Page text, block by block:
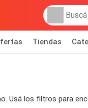
Tiendas
Usá los filtros para